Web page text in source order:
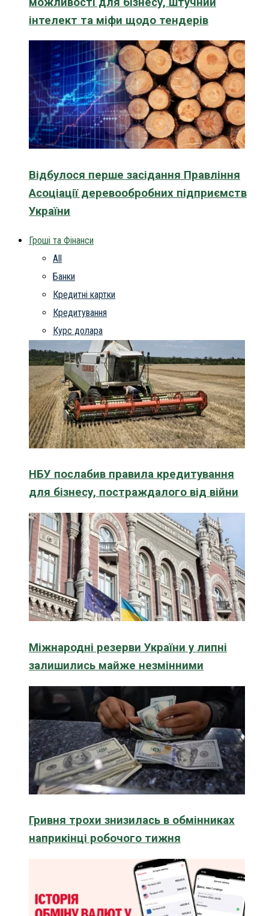
інтелект та міфи щодо тендерів
Відбулося перше засідання Правління
Асоціації деревообробних підприємств
України
Гроші та Фінанси
All
Банки
Кредитні картки
Кредитування
Курс долара
НБУ послабив правила кредитування
для бізнесу, постраждалого від війни
Міжнародні резерви України у липні
залишились майже незмінними
Гривня трохи знизилась в обмінниках
наприкінці робочого тижня